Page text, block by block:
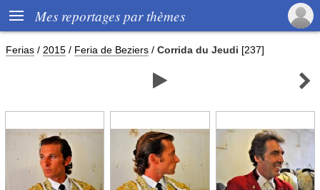
 Mes reportages par thèmes
Ferias / 2015 / Feria de Beziers / Corrida du Jeudi [237]
 